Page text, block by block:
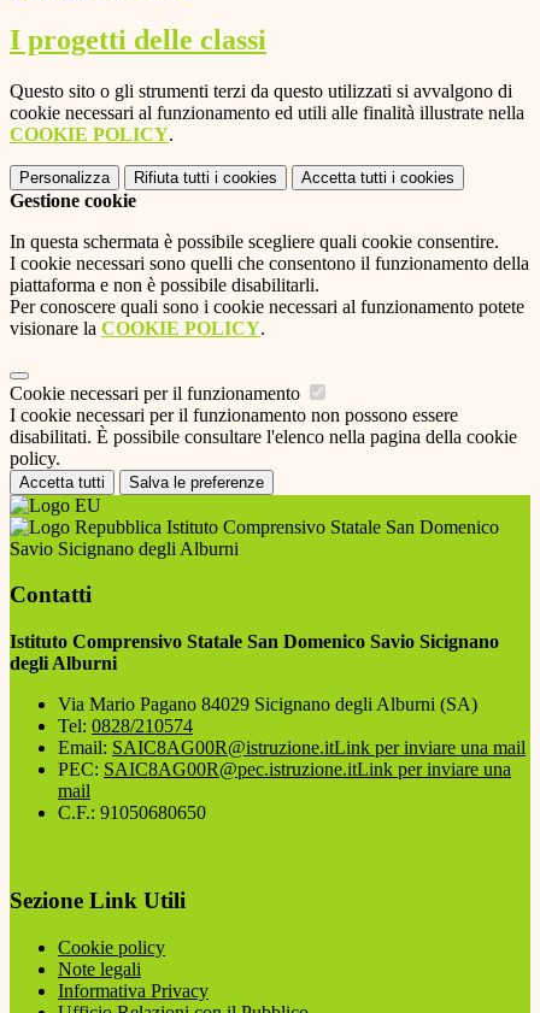
I progetti delle classi
Questo sito o gli strumenti terzi da questo utilizzati si avvalgono di
cookie necessari al funzionamento ed utili alle finalità illustrate nella
COOKIE POLICY.
Personalizza Rifiuta tutti i cookies Accetta tutti i cookies
Gestione cookie
In questa schermata è possibile scegliere quali cookie consentire.
I cookie necessari sono quelli che consentono il funzionamento della
piattaforma e non è possibile disabilitarli.
Per conoscere quali sono i cookie necessari al funzionamento potete
visionare la COOKIE POLICY.
Cookie necessari per il funzionamento
I cookie necessari per il funzionamento non possono essere
disabilitati. È possibile consultare l'elenco nella pagina della cookie
policy.
Accetta tutti Salva le preferenze
Istituto Comprensivo Statale San Domenico
Savio Sicignano degli Alburni
Contatti
Istituto Comprensivo Statale San Domenico Savio Sicignano
degli Alburni
Via Mario Pagano 84029 Sicignano degli Alburni (SA)
Tel: 0828/210574
Email: SAIC8AG00R@istruzione.itLink per inviare una mail
PEC: SAIC8AG00R@pec.istruzione.itLink per inviare una
mail
C.F.: 91050680650
Sezione Link Utili
Cookie policy
Note legali
Informativa Privacy